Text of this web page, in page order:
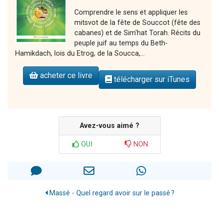
Comprendre le sens et appliquer les
mitsvot de la fête de Souccot (fête des
cabanes) et de Sim'hat Torah. Récits du
peuple juif au temps du Beth-
Hamikdach, lois du Etrog, de la Soucca,...
acheter ce livre télécharger sur iTunes
Avez-vous aimé ?
OUI NON
Massé - Quel regard avoir sur le passé ?